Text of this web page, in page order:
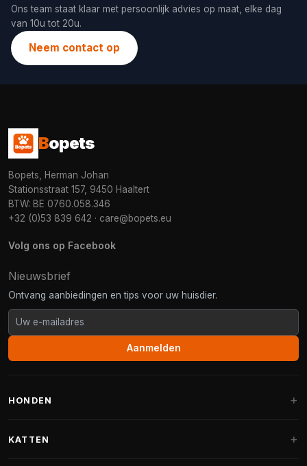
Ons team staat klaar met persoonlijk advies op maat, elke dag
van 10u tot 20u.
Neem contact op
Bopets
Bopets, Herman Johan
Stationsstraat 157, 9450 Haaltert
BTW: BE 0760.058.346
+32 (0)53 839 642 · care@bopets.eu
Volg ons op Facebook
Nieuwsbrief
Ontvang aanbiedingen en tips voor uw huisdier.
Aanmelden
HONDEN
KATTEN